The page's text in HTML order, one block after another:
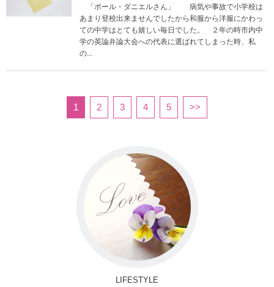
「ポール・ダニエルさん」 病気や事故で小学校は
あまり登校出来ませんでしたから和服から洋服にかわっ
ての中学はとても嬉しい毎日でした。 ２年の時市内中
学の英論弁論大会への代表に選ばれてしまった時、私
の...
1 2 3 4 5 >>
LIFESTYLE